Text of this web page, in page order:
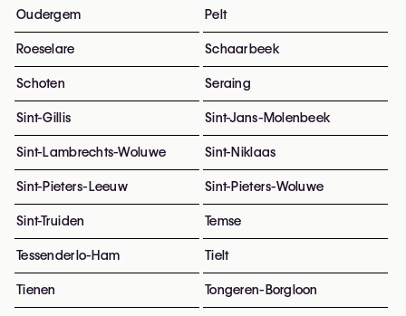
Oudergem Pelt
Roeselare Schaarbeek
Schoten Seraing
Sint-Gillis Sint-Jans-Molenbeek
Sint-Lambrechts-Woluwe Sint-Niklaas
Sint-Pieters-Leeuw Sint-Pieters-Woluwe
Sint-Truiden Temse
Tessenderlo-Ham Tielt
Tienen Tongeren-Borgloon